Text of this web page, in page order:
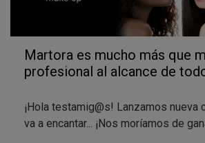
Martora es mucho más que
profesional al alcance de
¡Hola testamig@s! Lanzamos nueva
va a encantar... ¡Nos moríamos de